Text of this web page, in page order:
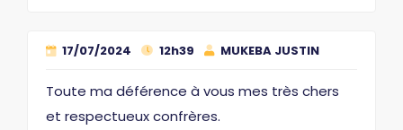
17/07/2024 12h39 MUKEBA JUSTIN
Toute ma déférence à vous mes très chers
et respectueux confrères.